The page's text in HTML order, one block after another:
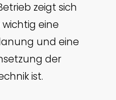
zeigt sich
eine
und eine
der
ist.